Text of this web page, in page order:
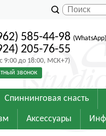
585-44-98 (WhatsApp)
205-76-55
9:00 до 18:00, МСК+7)
звонок
Спиннинговая снасть
Аксессуары